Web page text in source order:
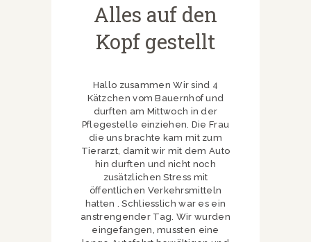
Alles auf den
Kopf gestellt
Hallo zusammen Wir sind 4
Kätzchen vom Bauernhof und
durften am Mittwoch in der
Pflegestelle einziehen. Die Frau
die uns brachte kam mit zum
Tierarzt, damit wir mit dem Auto
hin durften und nicht noch
zusätzlichen Stress mit
öffentlichen Verkehrsmitteln
hatten . Schliesslich war es ein
anstrengender Tag. Wir wurden
eingefangen, mussten eine